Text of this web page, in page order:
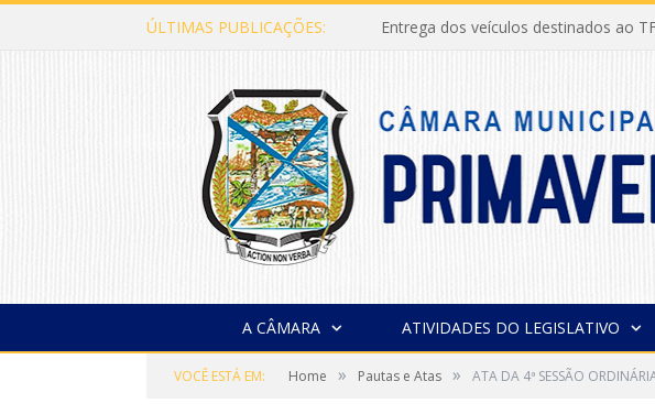
ÚLTIMAS PUBLICAÇÕES: Entrega dos veículos destinados ao
A CÂMARA ATIVIDADES DO LEGISLATIVO
VOCÊ ESTÁ EM: Home » Pautas e Atas » ATA DA 4ª SESSÃO